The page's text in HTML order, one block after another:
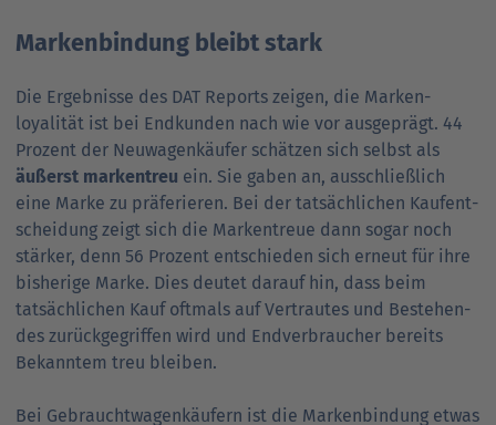
Markenbindung bleibt stark
Die Ergebnisse des DAT Reports zeigen, die Marken­
loyalität ist bei End­kunden nach wie vor aus­geprägt. 44
Prozent der Neu­wagen­käufer schätzen sich selbst als
äußerst marken­treu ein. Sie gaben an, aus­schließ­lich
eine Marke zu präfe­rieren. Bei der tatsäch­lichen Kauf­ent­
scheidung zeigt sich die Marken­treue dann sogar noch
stär­ker, denn 56 Prozent entschieden sich erneut für ihre
bis­herige Marke. Dies deutet darauf hin, dass beim
tatsäch­lichen Kauf oft­mals auf Ver­trautes und Bestehen­
des zurück­gegriffen wird und End­ver­braucher bereits
Bekanntem treu bleiben.
Bei Gebraucht­wagenkäufern ist die Mar­ken­bindung etwas